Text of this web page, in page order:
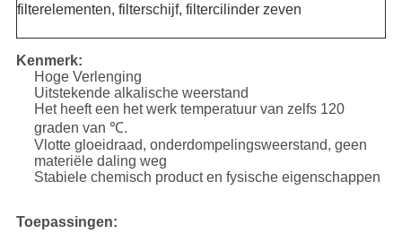
filterelementen, filterschijf, filtercilinder zeven
Kenmerk:
Hoge Verlenging
Uitstekende alkalische weerstand
Het heeft een het werk temperatuur van zelfs 120
graden van ℃.
Vlotte gloeidraad, onderdompelingsweerstand, geen
materiële daling weg
Stabiele chemisch product en fysische eigenschappen
Toepassingen: